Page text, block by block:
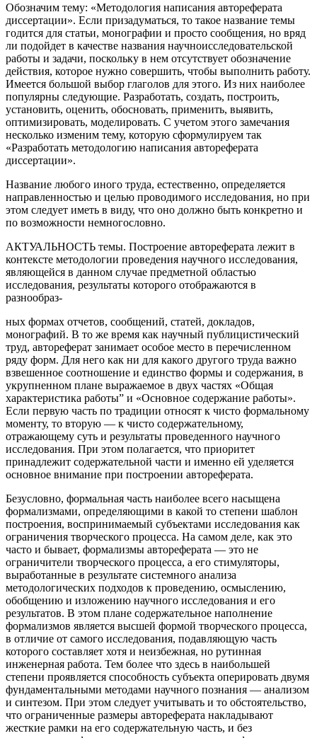
Обозначим тему: «Методология написания автореферата
диссертации». Если призадуматься, то такое название темы
годится для статьи, монографии и просто сообщения, но вряд
ли подойдет в качестве названия научноисследовательской
работы и задачи, поскольку в нем отсутствует обозначение
действия, которое нужно совершить, чтобы выполнить работу.
Имеется большой выбор глаголов для этого. Из них наиболее
популярны следующие. Разработать, создать, построить,
установить, оценить, обосновать, применить, выявить,
оптимизировать, моделировать. С учетом этого замечания
несколько изменим тему, которую сформулируем так
«Разработать методологию написания автореферата
диссертации».
Название любого иного труда, естественно, определяется
направленностью и целью проводимого исследования, но при
этом следует иметь в виду, что оно должно быть конкретно и
по возможности немногословно.
АКТУАЛЬНОСТЬ темы. Построение автореферата лежит в
контексте методологии проведения научного исследования,
являющейся в данном случае предметной областью
исследования, результаты которого отображаются в
разнообраз-
ных формах отчетов, сообщений, статей, докладов,
монографий. В то же время как научный публицистический
труд, автореферат занимает особое место в перечисленном
ряду форм. Для него как ни для какого другого труда важно
взвешенное соотношение и единство формы и содержания, в
укрупненном плане выражаемое в двух частях «Общая
характеристика работы” и «Основное содержание работы».
Если первую часть по традиции относят к чисто формальному
моменту, то вторую — к чисто содержательному,
отражающему суть и результаты проведенного научного
исследования. При этом полагается, что приоритет
принадлежит содержательной части и именно ей уделяется
основное внимание при построении автореферата.
Безусловно, формальная часть наиболее всего насыщена
формализмами, определяющими в какой то степени шаблон
построения, воспринимаемый субъектами исследования как
ограничения творческого процесса. На самом деле, как это
часто и бывает, формализмы автореферата — это не
ограничители творческого процесса, а его стимуляторы,
выработанные в результате системного анализа
методологических подходов к проведению, осмыслению,
обобщению и изложению научного исследования и его
результатов. В этом плане содержательное наполнение
формализмов является высшей формой творческого процесса,
в отличие от самого исследования, подавляющую часть
которого составляет хотя и неизбежная, но рутинная
инженерная работа. Тем более что здесь в наибольшей
степени проявляется способность субъекта оперировать двумя
фундаментальными методами научного познания — анализом
и синтезом. При этом следует учитывать и то обстоятельство,
что ограниченные размеры автореферата накладывают
жесткие рамки на его содержательную часть, и без